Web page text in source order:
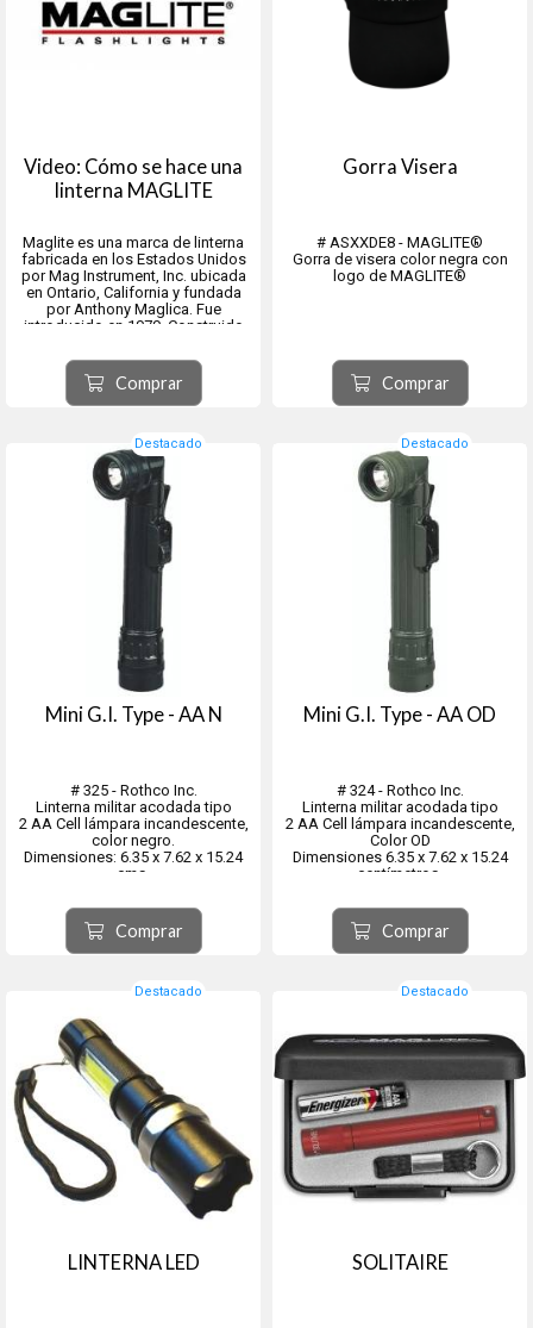
Video: Cómo se hace una
linterna MAGLITE
Maglite es una marca de linterna
fabricada en los Estados Unidos
por Mag Instrument, Inc. ubicada
en Ontario, California y fundada
por Anthony Maglica. Fue
introducido en 1979. Construido
anodizado 6061, tienen un haz de
enfoque regulable.
Comprar
Gorra Visera
# ASXXDE8 - MAGLITE®
Gorra de visera color negra con
logo de MAGLITE®
Comprar
Destacado
Mini G.I. Type - AA N
# 325 - Rothco Inc.
Linterna militar acodada tipo
2 AA Cell lámpara incandescente,
color negro.
Dimensiones: 6.35 x 7.62 x 15.24
cms.
Comprar
Destacado
Mini G.I. Type - AA OD
# 324 - Rothco Inc.
Linterna militar acodada tipo
2 AA Cell lámpara incandescente,
Color OD
Dimensiones 6.35 x 7.62 x 15.24
centímetros.
Comprar
Destacado
LINTERNA LED
Destacado
SOLITAIRE